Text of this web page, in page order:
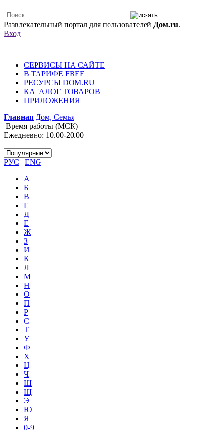
Развлекательный портал для пользователей Дом.ru.
Вход
СЕРВИСЫ НА САЙТЕ
В ТАРИФЕ FREE
РЕСУРСЫ DOM.RU
КАТАЛОГ ТОВАРОВ
ПРИЛОЖЕНИЯ
Главная Дом, Семья
Время работы (МСК)
Ежедневно: 10.00-20.00
РУС | ENG
А
Б
В
Г
Д
Е
Ж
З
И
К
Л
М
Н
О
П
Р
С
Т
У
Ф
Х
Ц
Ч
Ш
Щ
Э
Ю
Я
0-9